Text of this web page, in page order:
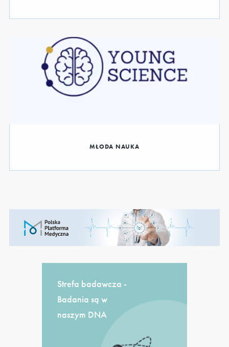
MŁODA NAUKA
Strefa badawcza -
Badania są w
naszym DNA